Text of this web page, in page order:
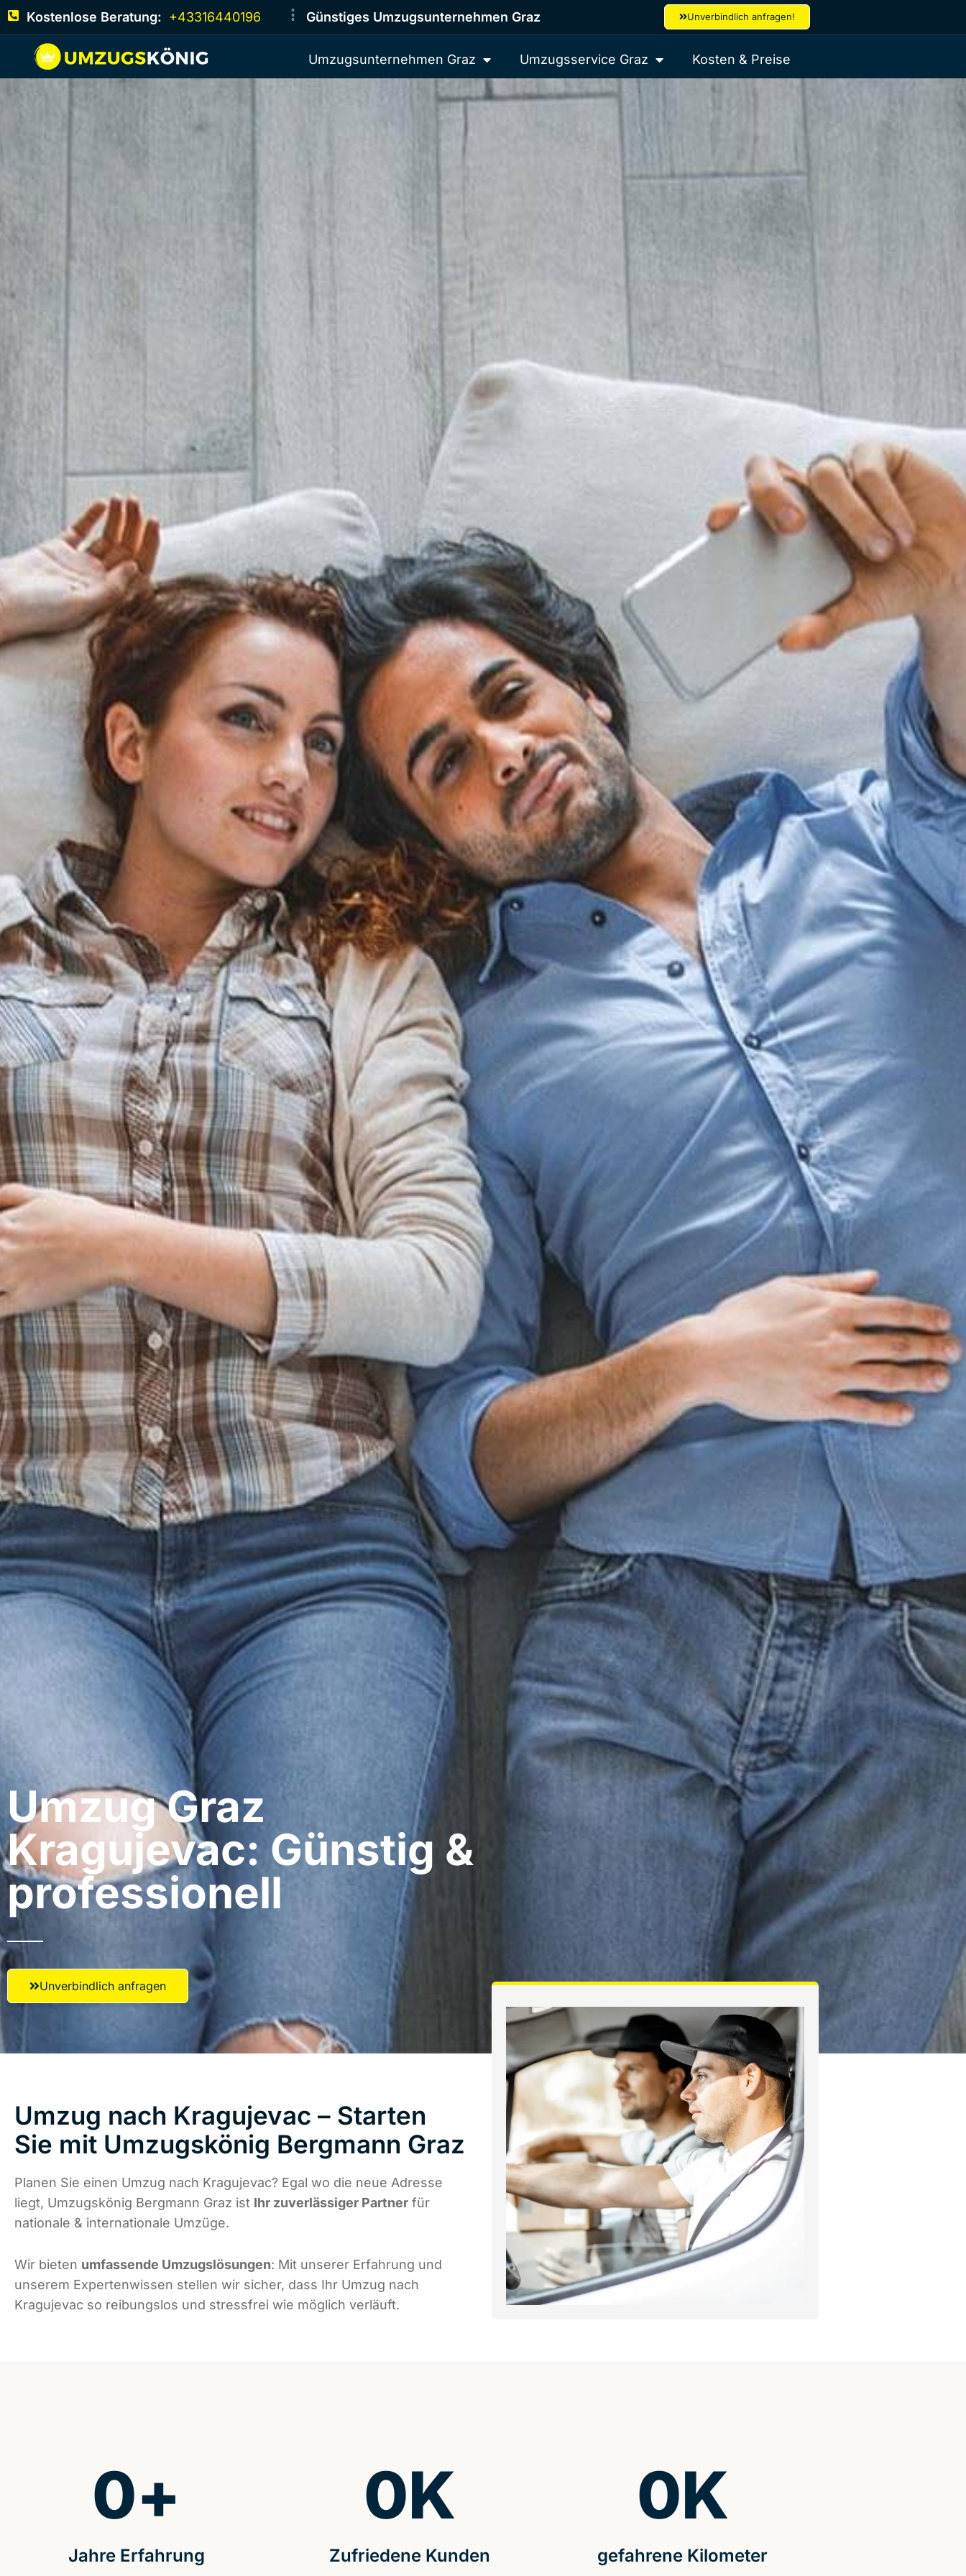
Kostenlose Beratung: +43316440196 Günstiges Umzugsunternehmen Graz Unverbindlich anfragen!
Umzugsunternehmen Graz Umzugsservice Graz Kosten & Preise
Umzug Graz​
Kragujevac: Günstig &
professionell​
Unverbindlich anfragen
Umzug nach Kragujevac – Starten
Sie mit Umzugskönig Bergmann Graz
Planen Sie einen Umzug nach Kragujevac? Egal wo die neue Adresse
liegt, Umzugskönig Bergmann Graz ist Ihr zuverlässiger Partner für
nationale & internationale Umzüge.
Wir bieten umfassende Umzugslösungen: Mit unserer Erfahrung und
unserem Expertenwissen stellen wir sicher, dass Ihr Umzug nach
Kragujevac so reibungslos und stressfrei wie möglich verläuft.
Jahre Erfahrung
0+
Zufriedene Kunden
0K
gefahrene Kilometer
0K